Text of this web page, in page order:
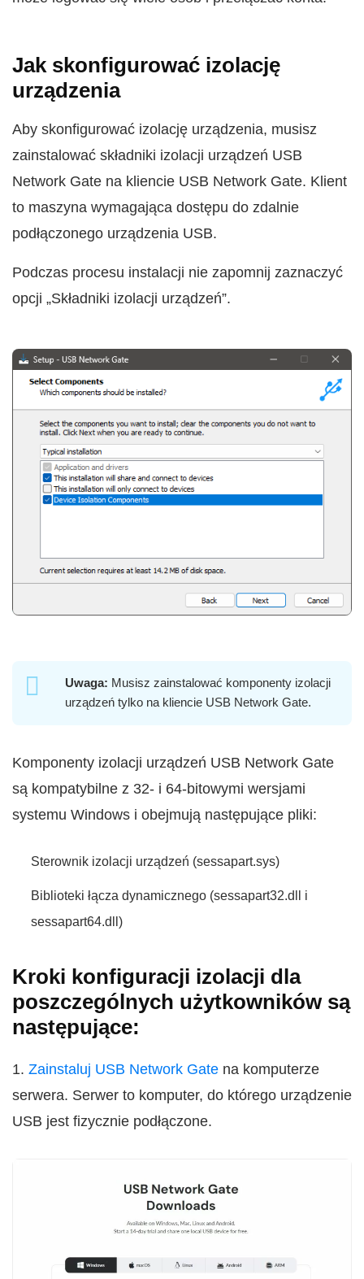
Jak skonfigurować izolację
urządzenia
Aby skonfigurować izolację urządzenia, musisz
zainstalować składniki izolacji urządzeń USB
Network Gate na kliencie USB Network Gate. Klient
to maszyna wymagająca dostępu do zdalnie
podłączonego urządzenia USB.
Podczas procesu instalacji nie zapomnij zaznaczyć
opcji „Składniki izolacji urządzeń”.
Uwaga: Musisz zainstalować komponenty izolacji
urządzeń tylko na kliencie USB Network Gate.
Komponenty izolacji urządzeń USB Network Gate
są kompatybilne z 32- i 64-bitowymi wersjami
systemu Windows i obejmują następujące pliki:
Sterownik izolacji urządzeń (sessapart.sys)
Biblioteki łącza dynamicznego (sessapart32.dll i
sessapart64.dll)
Kroki konfiguracji izolacji dla
poszczególnych użytkowników są
następujące:
1. Zainstaluj USB Network Gate na komputerze
serwera. Serwer to komputer, do którego urządzenie
USB jest fizycznie podłączone.